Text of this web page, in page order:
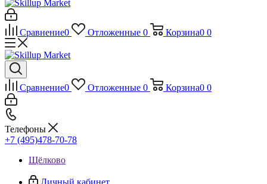
Сравнение0 Отложенные 0 Корзина0 0
Сравнение0 Отложенные 0 Корзина0 0
Телефоны
+7 (495)478-70-78
Щёлково
Личный кабинет